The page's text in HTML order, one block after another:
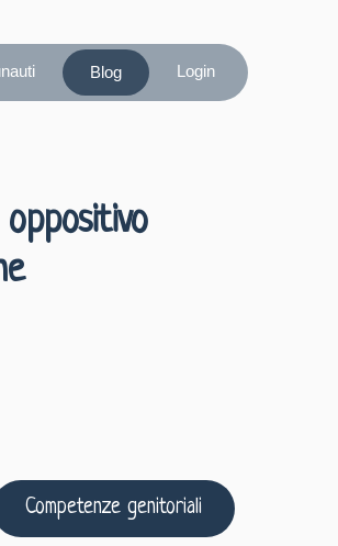
Blog Login
Competenze genitoriali